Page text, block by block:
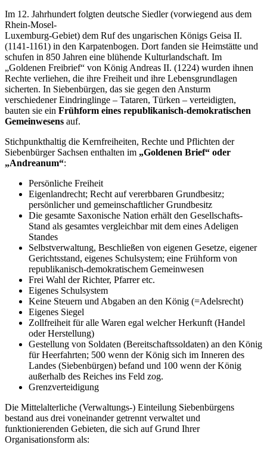
Im 12. Jahrhundert folgten deutsche Siedler (vorwiegend aus dem
Rhein-Mosel-
Luxemburg-Gebiet) dem Ruf des ungarischen Königs Geisa II.
(1141-1161) in den Karpatenbogen. Dort fanden sie Heimstätte und
schufen in 850 Jahren eine blühende Kulturlandschaft. Im
„Goldenen Freibrief“ von König Andreas II. (1224) wurden ihnen
Rechte verliehen, die ihre Freiheit und ihre Lebensgrundlagen
sicherten. In Siebenbürgen, das sie gegen den Ansturm
verschiedener Eindringlinge – Tataren, Türken – verteidigten,
bauten sie ein Frühform eines republikanisch-demokratischen
Gemeinwesens auf.
Stichpunkthaltig die Kernfreiheiten, Rechte und Pflichten der
Siebenbürger Sachsen enthalten im „Goldenen Brief“ oder
„Andreanum“:
Persönliche Freiheit
Eigenlandrecht; Recht auf vererbbaren Grundbesitz;
persönlicher und gemeinschaftlicher Grundbesitz
Die gesamte Saxonische Nation erhält den Gesellschafts-
Stand als gesamtes vergleichbar mit dem eines Adeligen
Standes
Selbstverwaltung, Beschließen von eigenen Gesetze, eigener
Gerichtsstand, eigenes Schulsystem; eine Frühform von
republikanisch-demokratischem Gemeinwesen
Frei Wahl der Richter, Pfarrer etc.
Eigenes Schulsystem
Keine Steuern und Abgaben an den König (=Adelsrecht)
Eigenes Siegel
Zollfreiheit für alle Waren egal welcher Herkunft (Handel
oder Herstellung)
Gestellung von Soldaten (Bereitschaftssoldaten) an den König
für Heerfahrten; 500 wenn der König sich im Inneren des
Landes (Siebenbürgen) befand und 100 wenn der König
außerhalb des Reiches ins Feld zog.
Grenzverteidigung
Die Mittelalterliche (Verwaltungs-) Einteilung Siebenbürgens
bestand aus drei voneinander getrennt verwaltet und
funktionierenden Gebieten, die sich auf Grund Ihrer
Organisationsform als: